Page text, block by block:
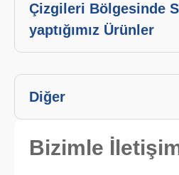
Çizgileri Bölgesinde
yaptığımız Ürünler
Diğer
Bizimle